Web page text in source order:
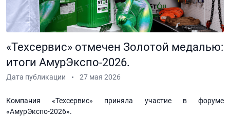
«Техсервис» отмечен Золотой медалью:
итоги АмурЭкспо-2026.
Дата публикации 27 мая 2026
Компания «Техсервис» приняла участие в форуме
«АмурЭкспо-2026».